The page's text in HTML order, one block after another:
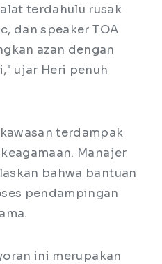
terdahulu rusak
dan speaker TOA
azan dengan
ujar Heri penuh
terdampak
Manajer
bahwa bantuan
pendampingan
ini merupakan